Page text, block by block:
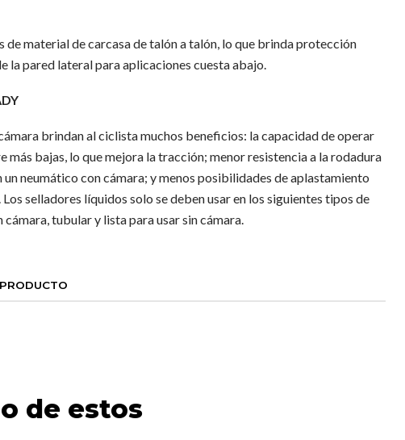
de material de carcasa de talón a talón, lo que brinda protección
la pared lateral para aplicaciones cuesta abajo.
brindan al ciclista muchos beneficios: la capacidad de operar
más bajas, lo que mejora la tracción; menor resistencia a la rodadura
un neumático con cámara; y menos posibilidades de aplastamiento
selladores líquidos solo se deben usar en los siguientes tipos de
tubular y lista para usar sin cámara.
de estos